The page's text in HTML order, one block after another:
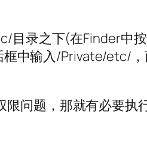
目录之下(在Finder中按
中输入/Private/etc/
限问题，那就有必要执